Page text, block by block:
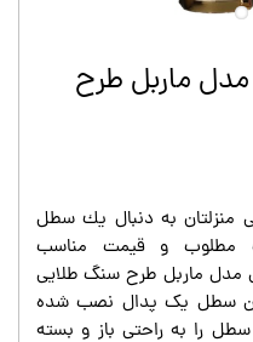
ماربل طرح
منزلتان به دنبال يك سطل
مطلوب و قيمت مناسب
ماربل طرح سنگ طلایی
سطل يک پدال نصب شده
را به راحتى باز و بسته